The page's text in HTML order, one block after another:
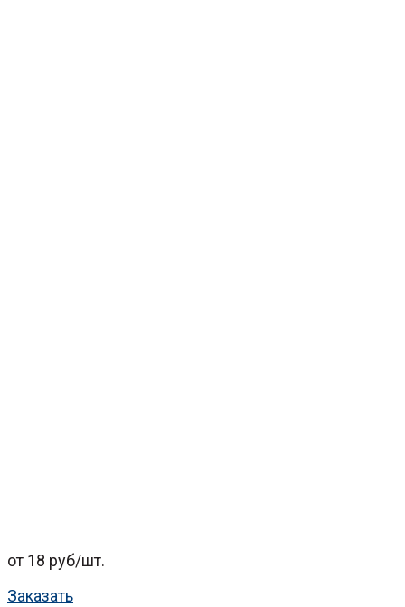
от 18 руб/шт.
Заказать